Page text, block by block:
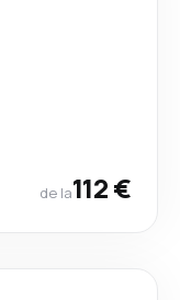
de la112 €